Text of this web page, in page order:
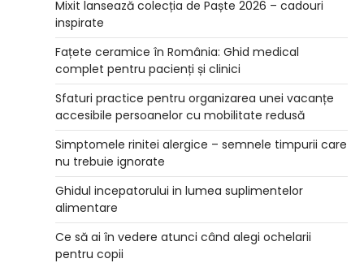
Mixit lansează colecția de Paște 2026 – cadouri
inspirate
Fațete ceramice în România: Ghid medical
complet pentru pacienți și clinici
Sfaturi practice pentru organizarea unei vacanțe
accesibile persoanelor cu mobilitate redusă
Simptomele rinitei alergice – semnele timpurii care
nu trebuie ignorate
Ghidul incepatorului in lumea suplimentelor
alimentare
Ce să ai în vedere atunci când alegi ochelarii
pentru copii